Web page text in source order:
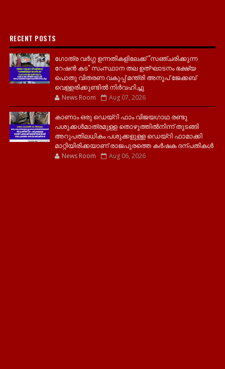
RECENT POSTS
ഗോത്ര വർഗ്ഗ ഉന്നതികളിലേക്ക് "സഞ്ചരിക്കുന്ന
റേഷൻ കട" സംസ്ഥാന തല ഉത്ഘാടനം ഭക്ഷ്യ
പൊതു വിതരണ വകുപ്പ് മന്ത്രി അനൂപ് ജേക്കബ്
വെള്ളരിക്കുണ്ടിൽ നിർവഹിച്ചു
News Room Aug 07, 2026
കാണാം ഒരു ഡെയ്‌റി ഫാം വിജയഗാഥ രണ്ടു
പശുക്കൾമാത്രമുള്ള തൊഴുത്തിൽനിന്ന് തുടങ്ങി
അറുപതിലധികം പശുക്കളുള്ള ഡെയ്റി ഫാമാക്കി
മാറ്റിയിരിക്കയാണ് രാജപുരത്തെ കർഷക ദന്പതികൾ
News Room Aug 06, 2026